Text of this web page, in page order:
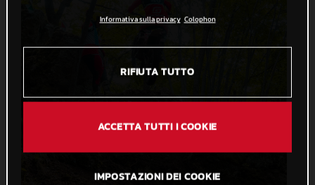
Informativa sulla privacy Colophon
RIFIUTA TUTTO
ACCETTA TUTTI I COOKIE
IMPOSTAZIONI DEI COOKIE